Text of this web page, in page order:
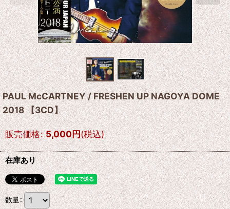
PAUL McCARTNEY / FRESHEN UP NAGOYA DOME
2018 【3CD】
販売価格: 5,000円(税込)
在庫あり
数量: